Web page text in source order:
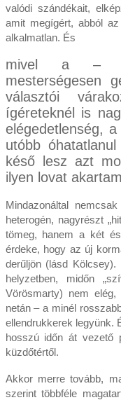
valódi szándékait,
amit megígért, abból
alkalmatlan. És
mivel a –
mesterségesen
választói
ígéreteknél is
elégedetlenség,
utóbb
késő lesz azt
ilyen lovat
Mindazonáltal
heterogén, nagyrészt
tömeg, hanem a két
érdeke, hogy az új
derűljön (lásd
helyzetben, midőn
Vörösmarty) nem
netán – a minél
ellendrukkerek legyünk.
hosszú időn át vezető
küzdőtértől.
Akkor merre tovább,
szerint többféle